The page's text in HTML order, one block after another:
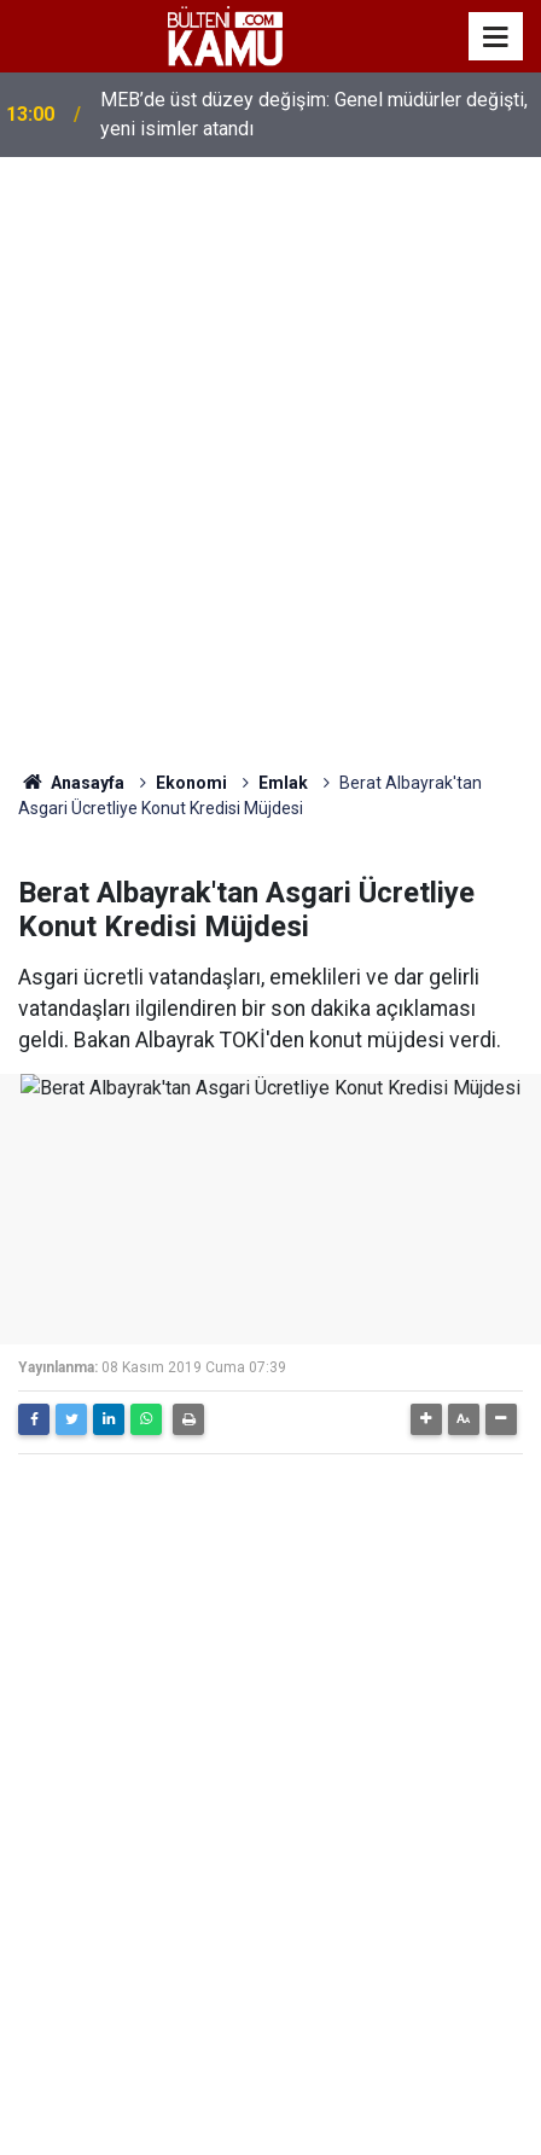
13:00
MEB’de üst düzey değişim: Genel müdürler değişti,
yeni isimler atandı
Anasayfa Ekonomi Emlak
Berat Albayrak'tan
Asgari Ücretliye Konut Kredisi Müjdesi
Berat Albayrak'tan Asgari Ücretliye
Konut Kredisi Müjdesi
Asgari ücretli vatandaşları, emeklileri ve dar gelirli
vatandaşları ilgilendiren bir son dakika açıklaması
geldi. Bakan Albayrak TOKİ'den konut müjdesi verdi.
Yayınlanma: 08 Kasım 2019 Cuma 07:39